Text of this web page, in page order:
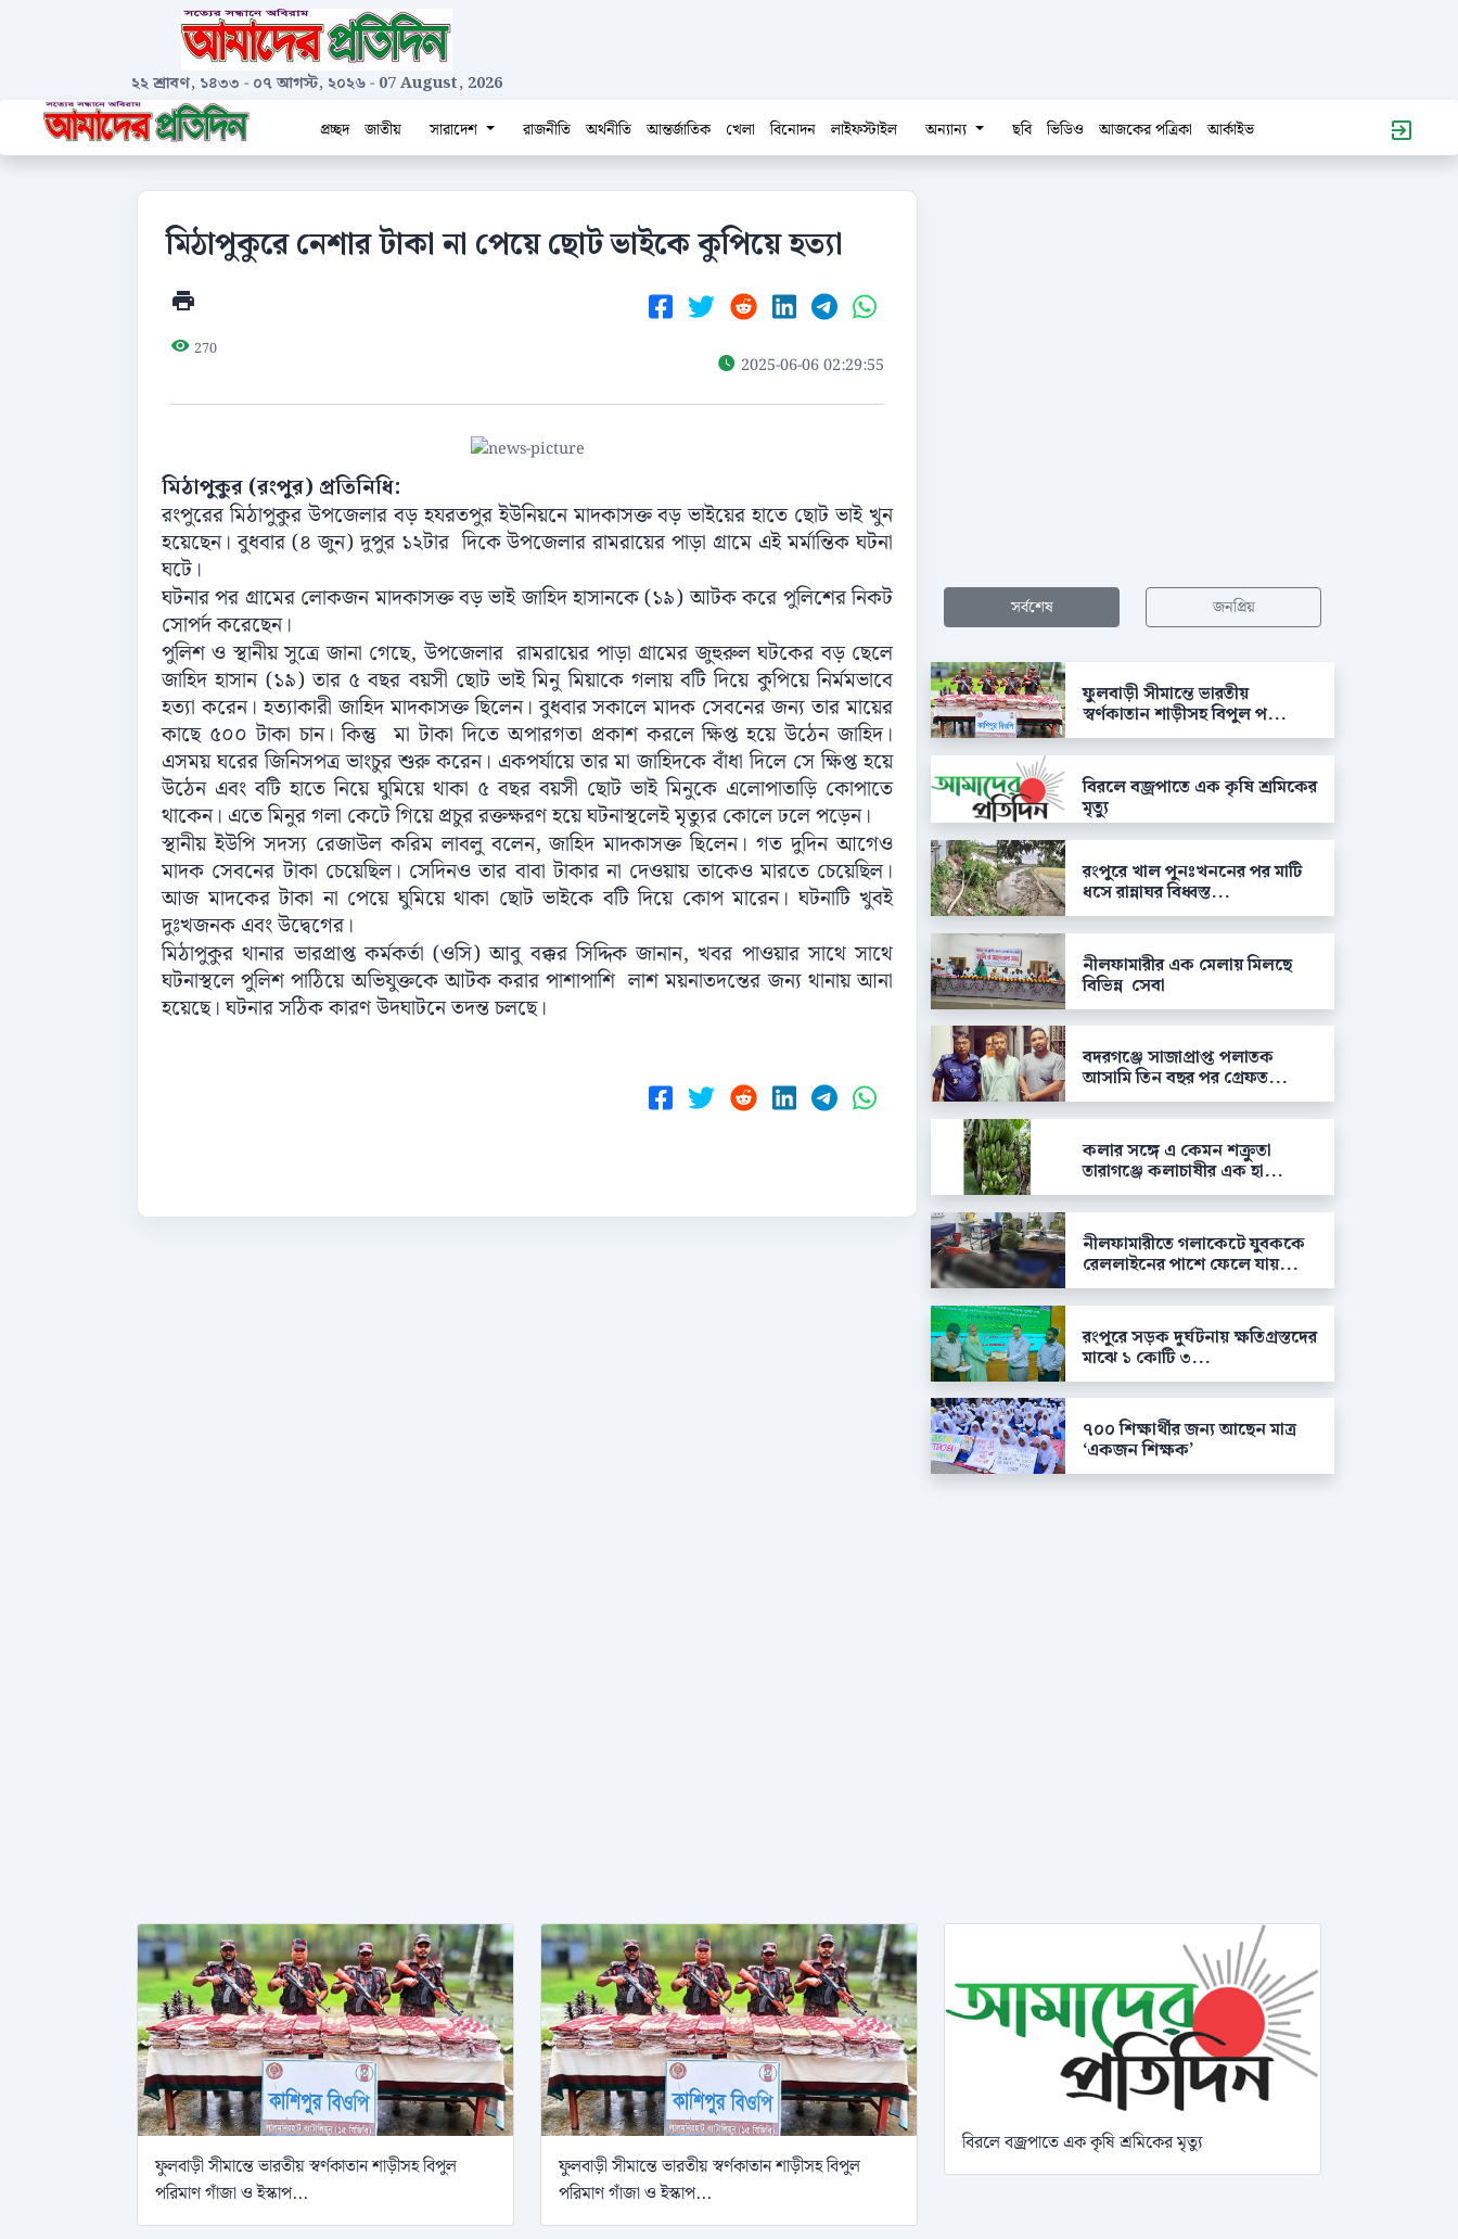
২২ শ্রাবণ, ১৪৩৩ - ০৭ আগস্ট, ২০২৬- 07 August, 2026
প্রচ্ছদ
জাতীয় সারাদেশ রাজনীতি অর্থনীতি আন্তর্জাতিক খেলা বিনোদন লাইফস্টাইল অন্যান্য ছবি ভিডিও আজকের পত্রিকা আর্কাইভ
মিঠাপুকুরে নেশার টাকা না পেয়ে ছোট ভাইকে কুপিয়ে হত্যা
270
2025-06-06 02:29:55
মিঠাপুকুর (রংপুর) প্রতিনিধি:
রংপুরের মিঠাপুকুর উপজেলার বড় হযরতপুর ইউনিয়নে মাদকাসক্ত বড় ভাইয়ের হাতে ছোট ভাই খুন
হয়েছেন। বুধবার (৪ জুন) দুপুর ১২টার দিকে উপজেলার রামরায়ের পাড়া গ্রামে এই মর্মান্তিক ঘটনা
ঘটে।
ঘটনার পর গ্রামের লোকজন মাদকাসক্ত বড় ভাই জাহিদ হাসানকে (১৯) আটক করে পুলিশের নিকট
সোপর্দ করেছেন।
পুলিশ ও স্থানীয় সুত্রে জানা গেছে, উপজেলার রামরায়ের পাড়া গ্রামের জুহুরুল ঘটকের বড় ছেলে
জাহিদ হাসান (১৯) তার ৫ বছর বয়সী ছোট ভাই মিনু মিয়াকে গলায় বটি দিয়ে কুপিয়ে নির্মমভাবে
হত্যা করেন। হত্যাকারী জাহিদ মাদকাসক্ত ছিলেন। বুধবার সকালে মাদক সেবনের জন্য তার মায়ের
কাছে ৫০০ টাকা চান। কিন্তু মা টাকা দিতে অপারগতা প্রকাশ করলে ক্ষিপ্ত হয়ে উঠেন জাহিদ।
এসময় ঘরের জিনিসপত্র ভাংচুর শুরু করেন। একপর্যায়ে তার মা জাহিদকে বাঁধা দিলে সে ক্ষিপ্ত হয়ে
উঠেন এবং বটি হাতে নিয়ে ঘুমিয়ে থাকা ৫ বছর বয়সী ছোট ভাই মিনুকে এলোপাতাড়ি কোপাতে
থাকেন। এতে মিনুর গলা কেটে গিয়ে প্রচুর রক্তক্ষরণ হয়ে ঘটনাস্থলেই মৃত্যুর কোলে ঢলে পড়েন।
স্থানীয় ইউপি সদস্য রেজাউল করিম লাবলু বলেন, জাহিদ মাদকাসক্ত ছিলেন। গত দুদিন আগেও
মাদক সেবনের টাকা চেয়েছিল। সেদিনও তার বাবা টাকার না দেওয়ায় তাকেও মারতে চেয়েছিল।
আজ মাদকের টাকা না পেয়ে ঘুমিয়ে থাকা ছোট ভাইকে বটি দিয়ে কোপ মারেন। ঘটনাটি খুবই
দুঃখজনক এবং উদ্বেগের।
মিঠাপুকুর থানার ভারপ্রাপ্ত কর্মকর্তা (ওসি) আবু বক্কর সিদ্দিক জানান, খবর পাওয়ার সাথে সাথে
ঘটনাস্থলে পুলিশ পাঠিয়ে অভিযুক্তকে আটক করার পাশাপাশি লাশ ময়নাতদন্তের জন্য থানায় আনা
হয়েছে। ঘটনার সঠিক কারণ উদঘাটনে তদন্ত চলছে।
সর্বশেষ জনপ্রিয়
ফুলবাড়ী সীমান্তে ভারতীয়
স্বর্ণকাতান শাড়ীসহ বিপুল প...
বিরলে বজ্রপাতে এক কৃষি শ্রমিকের
মৃত্যু
রংপুরে খাল পুনঃখননের পর মাটি
ধসে রান্নাঘর বিধ্বস্ত...
নীলফামারীর এক মেলায় মিলছে
বিভিন্ন সেবা
বদরগঞ্জে সাজাপ্রাপ্ত পলাতক
আসামি তিন বছর পর গ্রেফত...
কলার সঙ্গে এ কেমন শক্রুতা
তারাগঞ্জে কলাচাষীর এক হা...
নীলফামারীতে গলাকেটে যুবককে
রেললাইনের পাশে ফেলে যায়...
রংপুরে সড়ক দুর্ঘটনায় ক্ষতিগ্রস্তদের
মাঝে ১ কোটি ৩...
৭০০ শিক্ষার্থীর জন্য আছেন মাত্র
‘একজন শিক্ষক’
ফুলবাড়ী সীমান্তে ভারতীয় স্বর্ণকাতান শাড়ীসহ বিপুল
পরিমাণ গাঁজা ও ইস্কাপ...
ফুলবাড়ী সীমান্তে ভারতীয় স্বর্ণকাতান শাড়ীসহ বিপুল
পরিমাণ গাঁজা ও ইস্কাপ...
বিরলে বজ্রপাতে এক কৃষি শ্রমিকের মৃত্যু